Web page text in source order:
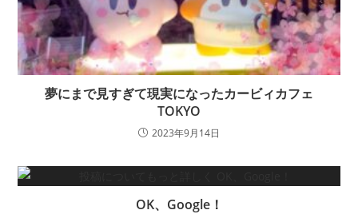
夢にまで見すぎて現実になったカービィカフェ
TOKYO
2023年9月14日
OK、Google！